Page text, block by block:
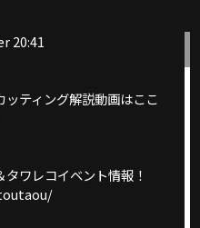
20:41
ティング解説動画はここ
タワレコイベント情報！